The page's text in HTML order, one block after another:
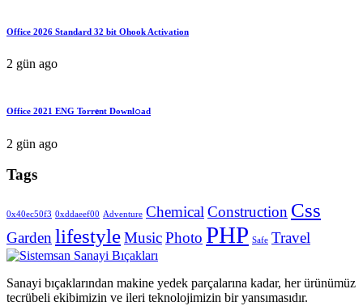
Office 2026 Standard 32 bit Ohook Activation
2 gün ago
Office 2021 ENG Torr𝐞nt Downl𝚘аd
2 gün ago
Tags
0x40ec50f3 0xddaeef00 Adventure ChemicalConstruction Css
GardenlifestyleMusicPhoto PHP Safe Travel
Sanayi bıçaklarından makine yedek parçalarına kadar, her ürünümüz
tecrübeli ekibimizin ve ileri teknolojimizin bir yansımasıdır.